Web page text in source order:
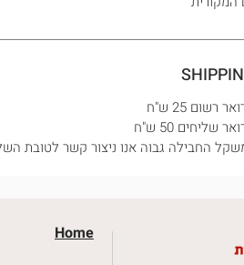
רשום 25 ש"ח
שליחים 50 ש"ח
החבילה גבוה אנו ניצור קשר לטובת
Home